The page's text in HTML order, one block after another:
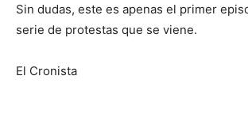
Sin dudas, este es apenas el primer
serie de protestas que se viene.
El Cronista